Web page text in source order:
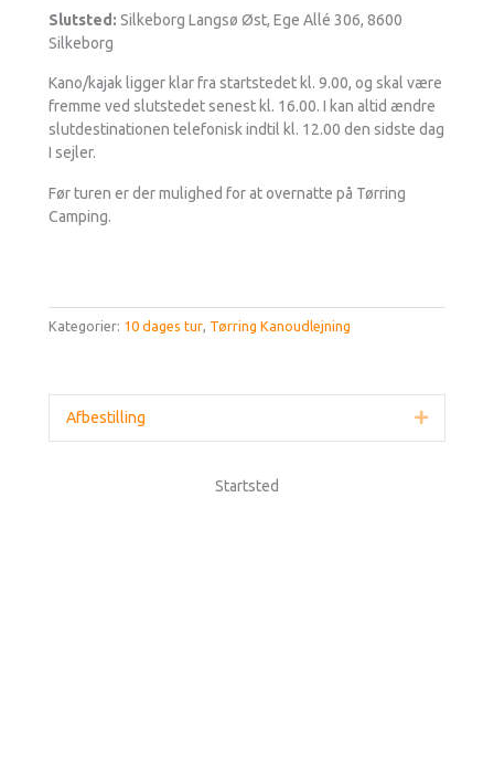
Slutsted: Silkeborg Langsø Øst, Ege Allé 306, 8600
Silkeborg
Kano/kajak ligger klar fra startstedet kl. 9.00, og skal være
fremme ved slutstedet senest kl. 16.00. I kan altid ændre
slutdestinationen telefonisk indtil kl. 12.00 den sidste dag
I sejler.
Før turen er der mulighed for at overnatte på Tørring
Camping.
Kategorier: 10 dages tur, Tørring Kanoudlejning
Afbestilling Udvid
Startsted